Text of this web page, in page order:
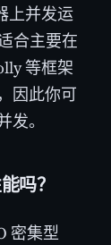
上并发运
合主要在
等框架
因此你可
。
吗？
密集型